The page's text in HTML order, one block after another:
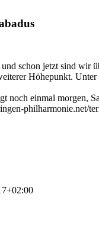
schon jetzt sind wir
Höhepunkt.
noch einmal morgen,
philharmonie.net/